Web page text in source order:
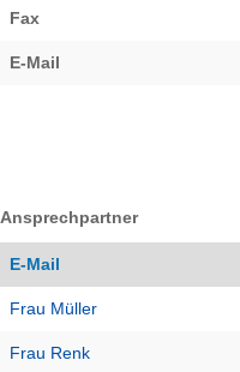
Fax
E-Mail
Ansprechpartner
E-Mail
Frau Müller
Frau Renk